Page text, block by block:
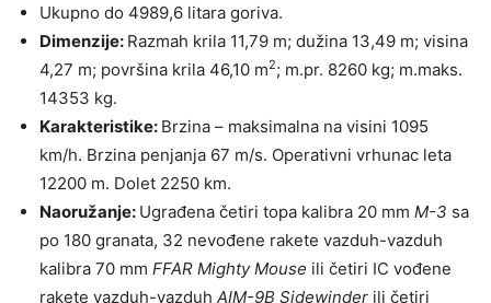
Ukupno do 4989,6 litara goriva.
Dimenzije: Razmah krila 11,79 m; dužina 13,49 m; visina
4,27 m; površina krila 46,10 m2; m.pr. 8260 kg; m.maks.
14353 kg.
Karakteristike: Brzina – maksimalna na visini 1095
km/h. Brzina penjanja 67 m/s. Operativni vrhunac leta
12200 m. Dolet 2250 km.
Naoružanje: Ugrađena četiri topa kalibra 20 mm M-3 sa
po 180 granata, 32 nevođene rakete vazduh-vazduh
kalibra 70 mm FFAR Mighty Mouse ili četiri IC vođene
rakete vazduh-vazduh AIM-9B Sidewinder ili četiri